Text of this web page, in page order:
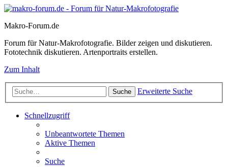
Makro-Forum.de
Forum für Natur-Makrofotografie. Bilder zeigen und diskutieren.
Fototechnik diskutieren. Artenportraits erstellen.
Zum Inhalt
Suche Erweiterte Suche
Schnellzugriff
Unbeantwortete Themen
Aktive Themen
Suche